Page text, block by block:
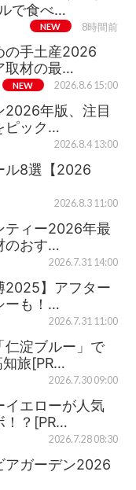
で食べ…
NEW 8時間前
の手土産2026
取材の最…
NEW 2026.8.6 15:00
2026年版、注目
ピック…
2026.8.4 13:00
ル8選【2026
2026.8.3 11:00
ティー2026年最
のおす…
2026.7.31 14:00
2025】アフター
ーも！…
2026.7.31 11:00
仁淀ブルー」で
旅[PR…
2026.7.30 09:00
イエローが人気
！？[PR…
2026.7.28 08:30
アガーデン2026